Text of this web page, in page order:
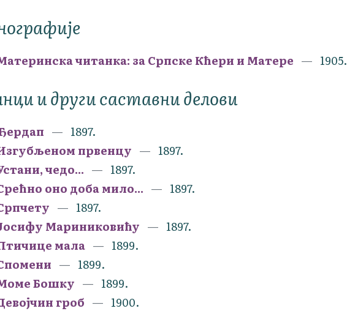
читанка: за Српске Кћери и Матере 1905.
и други саставни делови
1897.
првенцу
1897.
чедо...
1897.
оно доба мило...
1897.
1897.
Мариниковићу
1897.
мала
1899.
1899.
Бошку
1899.
гроб
1900.